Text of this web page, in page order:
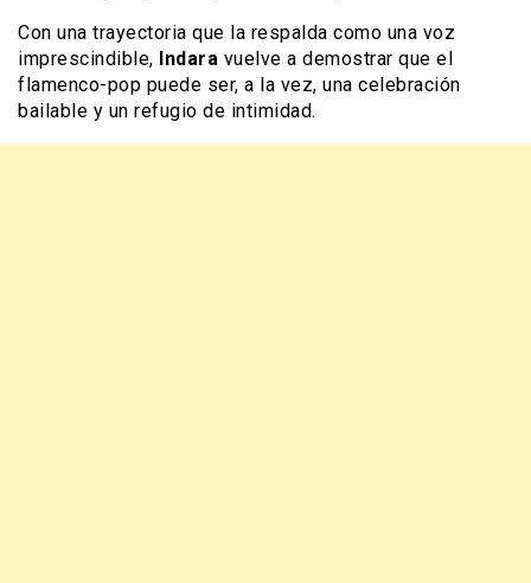
Con una trayectoria que la respalda como una voz
imprescindible, Indara vuelve a demostrar que el
flamenco-pop puede ser, a la vez, una celebración
bailable y un refugio de intimidad.